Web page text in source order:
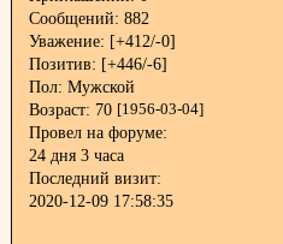
Сообщений: 882
Уважение: [+412/-0]
Позитив: [+446/-6]
Пол: Мужской
Возраст: 70 [1956-03-04]
Провел на форуме:
24 дня 3 часа
Последний визит:
2020-12-09 17:58:35